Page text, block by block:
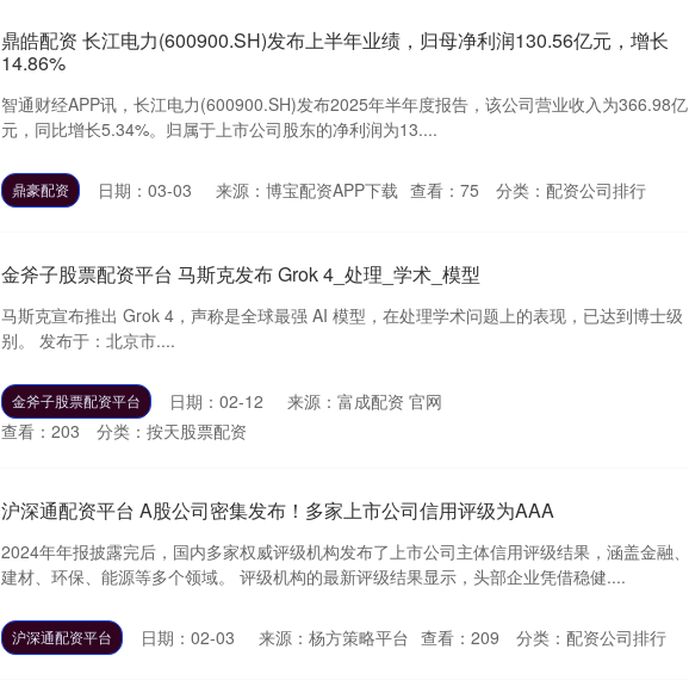
鼎皓配资 长江电力(600900.SH)发布上半年业绩，归母净利润130.56亿元，增长
14.86%
智通财经APP讯，长江电力(600900.SH)发布2025年半年度报告，该公司营业收入为366.98亿
元，同比增长5.34%。归属于上市公司股东的净利润为13....
鼎豪配资 日期：03-03 来源：博宝配资APP下载 查看： 75 分类： 配资公司排行
金斧子股票配资平台 马斯克发布 Grok 4_处理_学术_模型
马斯克宣布推出 Grok 4，声称是全球最强 AI 模型，在处理学术问题上的表现，已达到博士级
别。 发布于：北京市....
金斧子股票配资平台 日期：02-12
来源：富成配资 官网
查看： 203 分类： 按天股票配资
沪深通配资平台 A股公司密集发布！多家上市公司信用评级为AAA
2024年年报披露完后，国内多家权威评级机构发布了上市公司主体信用评级结果，涵盖金融、
建材、环保、能源等多个领域。 评级机构的最新评级结果显示，头部企业凭借稳健....
沪深通配资平台 日期：02-03 来源：杨方策略平台 查看： 209 分类： 配资公司排行